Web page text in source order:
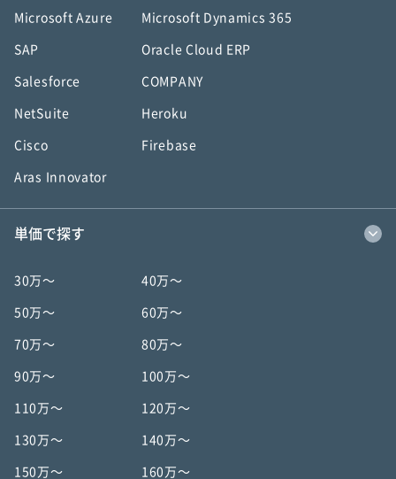
Microsoft Azure Microsoft Dynamics 365
SAP Oracle Cloud ERP
Salesforce COMPANY
NetSuite Heroku
Cisco Firebase
Aras Innovator
単価で探す
30万〜 40万〜
50万〜 60万〜
70万〜 80万〜
90万〜 100万〜
110万〜 120万〜
130万〜 140万〜
150万〜 160万〜